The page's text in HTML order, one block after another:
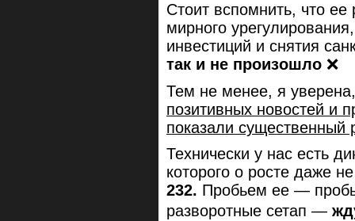
Стоит вспомнить, что
мирного
инвестиций и снятия
так и не произошло ❌
Тем не менее, я
позитивных новостей и
показали существенный
Технически у нас есть
которого о росте даже
232. Пробьем ее —
разворотные сетап —